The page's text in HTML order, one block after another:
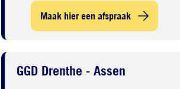
Maak hier een afspraak
GGD Drenthe - Assen